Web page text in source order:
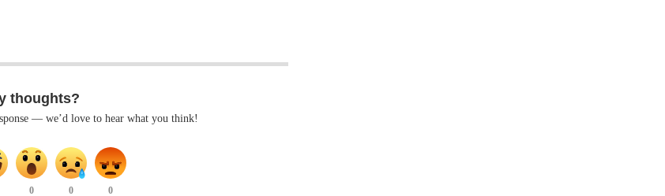
thoughts?
— we’d love to hear what you think!
0 0 0